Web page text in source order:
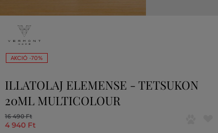
AKCIÓ -70%
ILLATOLAJ ELEMENSE - TETSUKON
20ML MULTICOLOUR
16 490 Ft
4 940 Ft